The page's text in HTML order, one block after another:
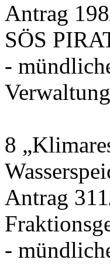
Antrag
SÖS
-
8
Antrag
-